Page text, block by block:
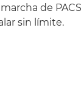
de
sin límite.